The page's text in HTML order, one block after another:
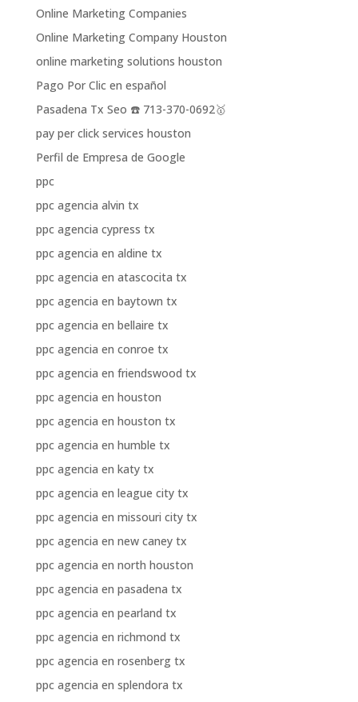
Online Marketing Companies
Online Marketing Company Houston
online marketing solutions houston
Pago Por Clic en español
Pasadena Tx Seo ☎️ 713-370-0692🥇
pay per click services houston
Perfil de Empresa de Google
ppc
ppc agencia alvin tx
ppc agencia cypress tx
ppc agencia en aldine tx
ppc agencia en atascocita tx
ppc agencia en baytown tx
ppc agencia en bellaire tx
ppc agencia en conroe tx
ppc agencia en friendswood tx
ppc agencia en houston
ppc agencia en houston tx
ppc agencia en humble tx
ppc agencia en katy tx
ppc agencia en league city tx
ppc agencia en missouri city tx
ppc agencia en new caney tx
ppc agencia en north houston
ppc agencia en pasadena tx
ppc agencia en pearland tx
ppc agencia en richmond tx
ppc agencia en rosenberg tx
ppc agencia en splendora tx